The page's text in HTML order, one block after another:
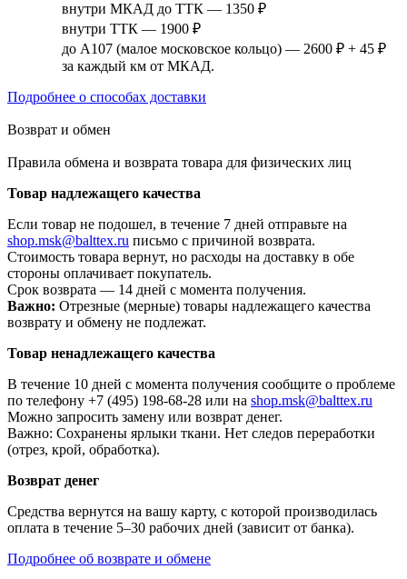
внутри МКАД до ТТК — 1350 ₽
внутри ТТК — 1900 ₽
до А107 (малое московское кольцо) — 2600 ₽ + 45 ₽
за каждый км от МКАД.
Подробнее о способах доставки
Возврат и обмен
Правила обмена и возврата товара для физических лиц
Товар надлежащего качества
Если товар не подошел, в течение 7 дней отправьте на
shop.msk@balttex.ru письмо с причиной возврата.
Стоимость товара вернут, но расходы на доставку в обе
стороны оплачивает покупатель.
Срок возврата — 14 дней с момента получения.
Важно: Отрезные (мерные) товары надлежащего качества
возврату и обмену не подлежат.
Товар ненадлежащего качества
В течение 10 дней с момента получения сообщите о проблеме
по телефону +7 (495) 198-68-28 или на shop.msk@balttex.ru
Можно запросить замену или возврат денег.
Важно: Сохранены ярлыки ткани. Нет следов переработки
(отрез, крой, обработка).
Возврат денег
Средства вернутся на вашу карту, с которой производилась
оплата в течение 5–30 рабочих дней (зависит от банка).
Подробнее об возврате и обмене